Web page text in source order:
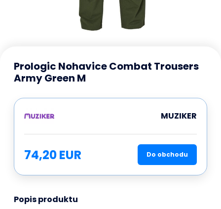
Prologic Nohavice Combat Trousers
Army Green M
MUZIKER
74,20 EUR Do obchodu
Popis produktu